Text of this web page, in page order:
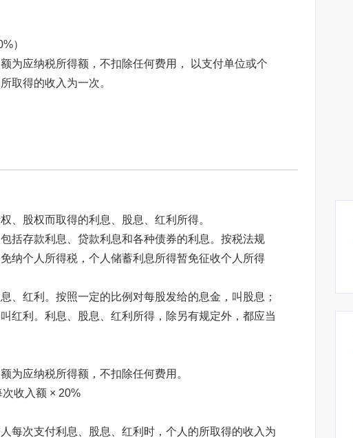
）
为应纳税所得额，不扣除任何费用， 以支付单位或个
取得的收入为一次。
、股权而取得的利息、股息、红利所得。
括存款利息、贷款利息和各种债券的利息。按税法规
纳个人所得税，个人储蓄利息所得暂免征收个人所得
、红利。按照一定的比例对每股发给的息金，叫股息；
红利。利息、股息、红利所得，除另有规定外，都应当
为应纳税所得额，不扣除任何费用。
收入额 × 20%
每次支付利息、股息、红利时，个人的所取得的收入为